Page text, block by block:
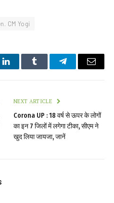
CM Yogi
LinkedInTumblr TelegramEmail
NEXT ARTICLE
Corona UP : 18 वर्ष से ऊपर के लोगों
का इन 7 जिलों में लगेगा टीका, सीएम ने
खुद लिया जायजा, जानें